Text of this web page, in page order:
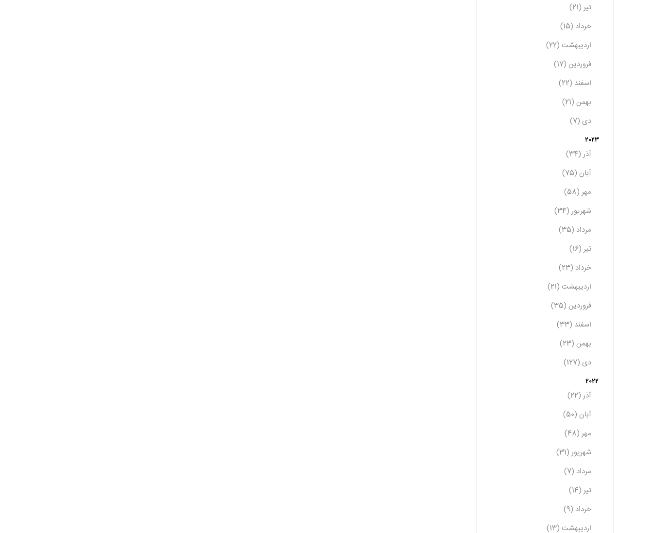
تیر (21)
خرداد (15)
اردیبهشت (22)
فروردین (17)
اسفند (22)
بهمن (21)
دی (7)
2023
آذر (34)
آبان (75)
مهر (58)
شهریور (34)
مرداد (35)
تیر (16)
خرداد (23)
اردیبهشت (21)
فروردین (35)
اسفند (33)
بهمن (23)
دی (127)
2022
آذر (22)
آبان (50)
مهر (48)
شهریور (31)
مرداد (7)
تیر (14)
خرداد (9)
اردیبهشت (13)